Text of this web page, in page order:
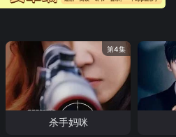
第4集
杀手妈咪